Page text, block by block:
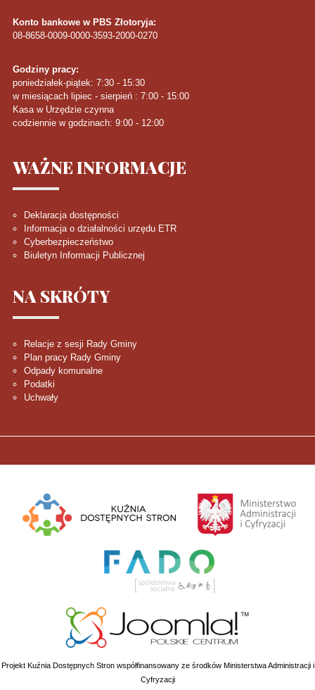
Konto bankowe w PBS Złotoryja:
08-8658-0009-0000-3593-2000-0270
Godziny pracy:
poniedziałek-piątek: 7:30 - 15:30
w miesiącach lipiec - sierpień : 7:00 - 15:00
Kasa w Urzędzie czynna
codziennie w godzinach: 9:00 - 12:00
WAŻNEINFORMACJE
Deklaracja dostępności
Informacja o działalności urzędu ETR
Cyberbezpieczeństwo
Biuletyn Informacji Publicznej
NA SKRÓTY
Relacje z sesji Rady Gminy
Plan pracy Rady Gminy
Odpady komunalne
Podatki
Uchwały
Projekt Kuźnia Dostępnych Stron współfinansowany ze środków Ministerstwa Administracji i
Cyfryzacji